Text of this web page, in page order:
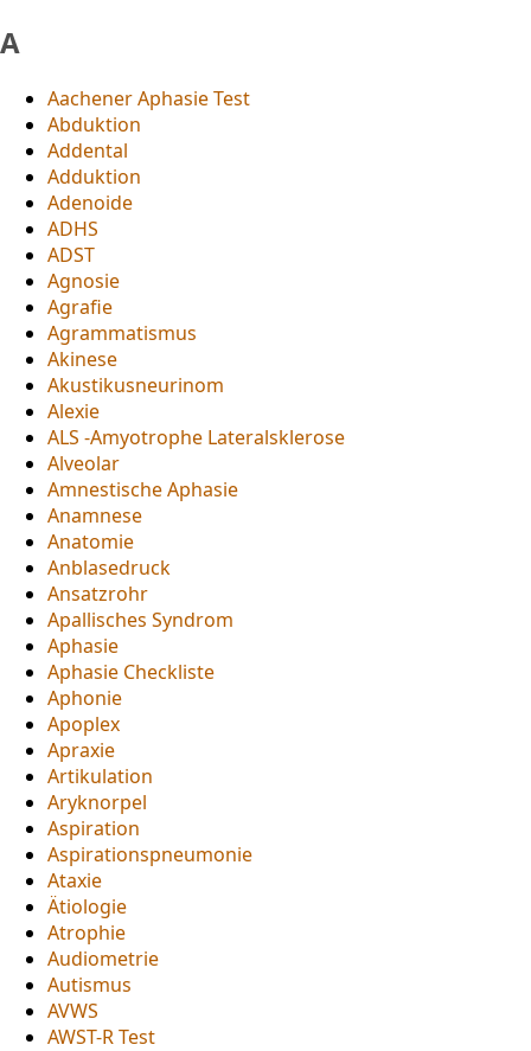
A
Aachener Aphasie Test
Abduktion
Addental
Adduktion
Adenoide
ADHS
ADST
Agnosie
Agrafie
Agrammatismus
Akinese
Akustikusneurinom
Alexie
ALS -Amyotrophe Lateralsklerose
Alveolar
Amnestische Aphasie
Anamnese
Anatomie
Anblasedruck
Ansatzrohr
Apallisches Syndrom
Aphasie
Aphasie Checkliste
Aphonie
Apoplex
Apraxie
Artikulation
Aryknorpel
Aspiration
Aspirationspneumonie
Ataxie
Ätiologie
Atrophie
Audiometrie
Autismus
AVWS
AWST-R Test